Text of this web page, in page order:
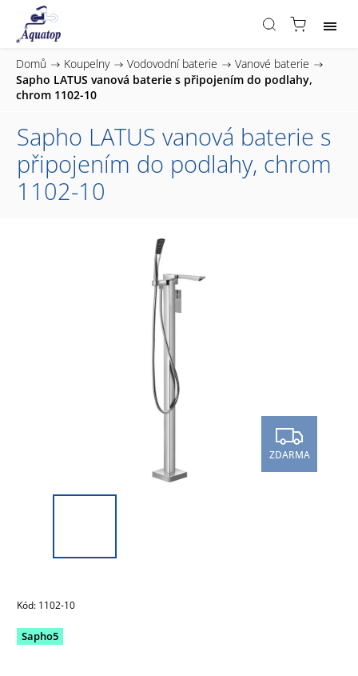
Domů / Koupelny / Vodovodní baterie / Vanové baterie /
Sapho LATUS vanová baterie s připojením do podlahy,
chrom 1102-10
Sapho LATUS vanová baterie s
připojením do podlahy, chrom
1102-10
ZDARMA
Kód: 1102-10
Sapho5